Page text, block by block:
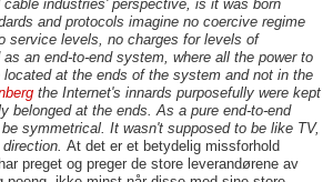
industries' perspective, is it was born
and protocols imagine no coercive regime
service levels, no charges for levels of
an end-to-end system, where all the power to
at the ends of the system and not in the
the Internet's innards purposefully were kept
belonged at the ends. As a pure end-to-end
symmetrical. It wasn't supposed to be like TV,
At det er et betydelig missforhold
preget og preger de store leverandørene av